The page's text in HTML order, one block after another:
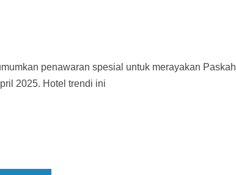
penawaran spesial untuk merayakan Paskah
2025. Hotel trendi ini